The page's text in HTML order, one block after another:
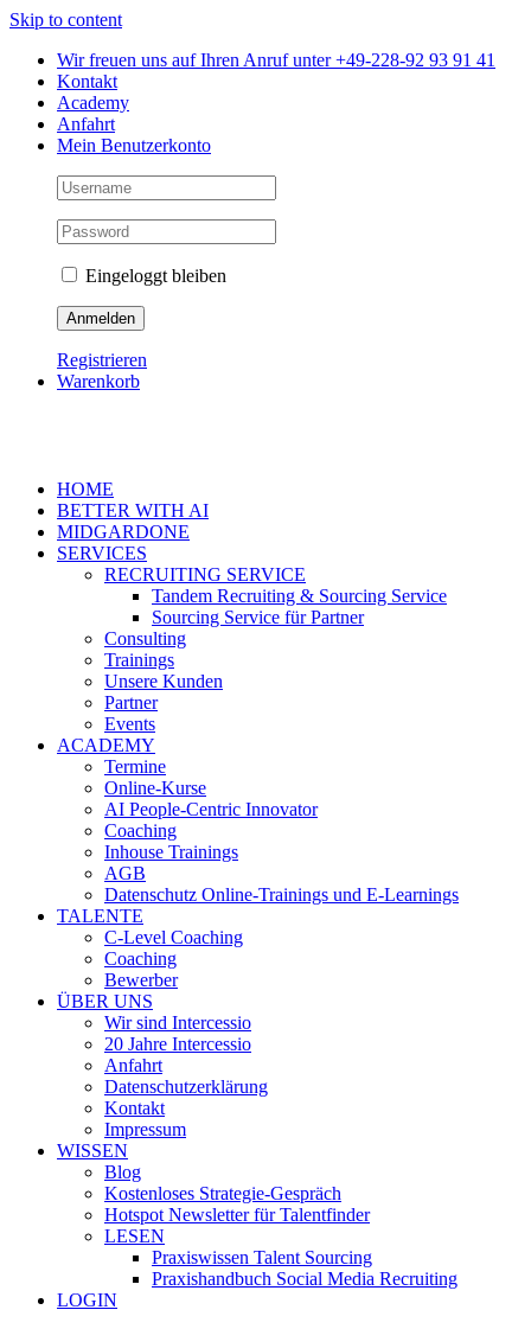
Skip to content
Wir freuen uns auf Ihren Anruf unter +49-228-92 93 91 41
Kontakt
Academy
Anfahrt
Mein Benutzerkonto
Eingeloggt bleiben
Registrieren
Warenkorb
HOME
BETTER WITH AI
MIDGARDONE
SERVICES
RECRUITING SERVICE
Tandem Recruiting & Sourcing Service
Sourcing Service für Partner
Consulting
Trainings
Unsere Kunden
Partner
Events
ACADEMY
Termine
Online-Kurse
AI People-Centric Innovator
Coaching
Inhouse Trainings
AGB
Datenschutz Online-Trainings und E-Learnings
TALENTE
C-Level Coaching
Coaching
Bewerber
ÜBER UNS
Wir sind Intercessio
20 Jahre Intercessio
Anfahrt
Datenschutzerklärung
Kontakt
Impressum
WISSEN
Blog
Kostenloses Strategie-Gespräch
Hotspot Newsletter für Talentfinder
LESEN
Praxiswissen Talent Sourcing
Praxishandbuch Social Media Recruiting
LOGIN